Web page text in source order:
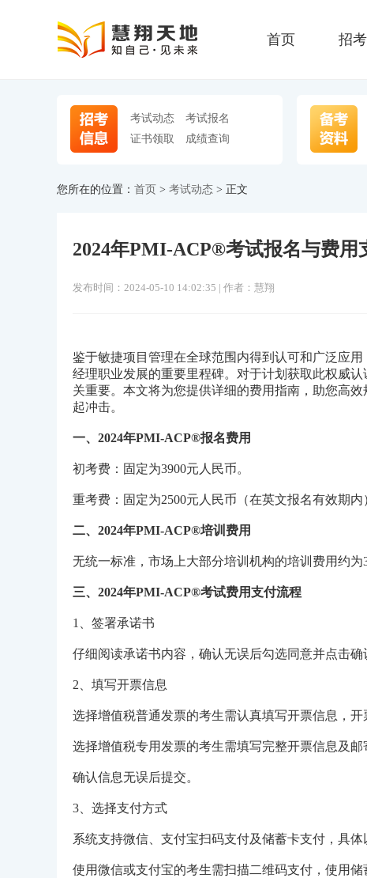
首页 招
考试动态
考试报名
证书领取
成绩查询
您所在的位置： 首页 > 考试动态 > 正文
2024年PMI-ACP®考试报名与费用
发布时间：2024-05-10 14:02:35 | 作者：慧翔
鉴于敏捷项目管理在全球范围内得到认可和广泛应用
经理职业发展的重要里程碑。对于计划获取此权威
关重要。本文将为您提供详细的费用指南，助您高
起冲击。
一、2024年PMI-ACP®报名费用
初考费：固定为3900元人民币。
重考费：固定为2500元人民币（在英文报名有效期内
二、2024年PMI-ACP®培训费用
无统一标准，市场上大部分培训机构的培训费用约为
三、2024年PMI-ACP®考试费用支付流程
1、签署承诺书
仔细阅读承诺书内容，确认无误后勾选同意并点击确
2、填写开票信息
选择增值税普通发票的考生需认真填写开票信息，开
选择增值税专用发票的考生需填写完整开票信息及邮
确认信息无误后提交。
3、选择支付方式
系统支持微信、支付宝扫码支付及储蓄卡支付，具体
使用微信或支付宝的考生需扫描二维码支付，使用